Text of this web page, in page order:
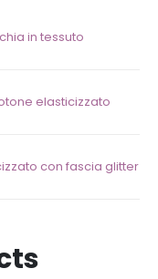
in tessuto
elasticizzato
con fascia glitter